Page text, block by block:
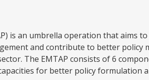
is an umbrella operation that aims
and contribute to better policy
The EMTAP consists of 6
for better policy formulation